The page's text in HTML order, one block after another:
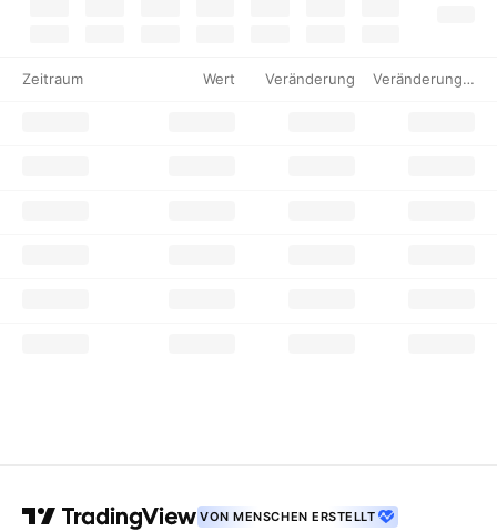
Zeitraum Wert Veränderung Veränderung %
VON MENSCHEN ERSTELLT